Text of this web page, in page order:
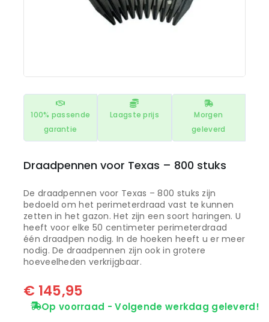
100% passende
garantie
Laagste prijs
Morgen
geleverd
Draadpennen voor Texas – 800 stuks
De draadpennen voor Texas – 800 stuks zijn
bedoeld om het perimeterdraad vast te kunnen
zetten in het gazon. Het zijn een soort haringen. U
heeft voor elke 50 centimeter perimeterdraad
één draadpen nodig. In de hoeken heeft u er meer
nodig. De draadpennen zijn ook in grotere
hoeveelheden verkrijgbaar.
€ 145,95
Op voorraad - Volgende werkdag geleverd!